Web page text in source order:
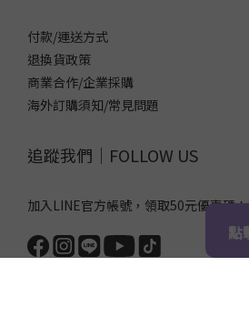
付款/運送方式
退換貨政策
商業合作/企業採購
海外訂購須知/常見問題
追蹤我們｜FOLLOW US
加入LINE官方帳號，領取50元優惠碼！